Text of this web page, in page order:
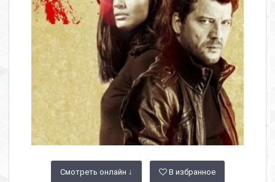
Смотреть онлайн ↓ В избранное